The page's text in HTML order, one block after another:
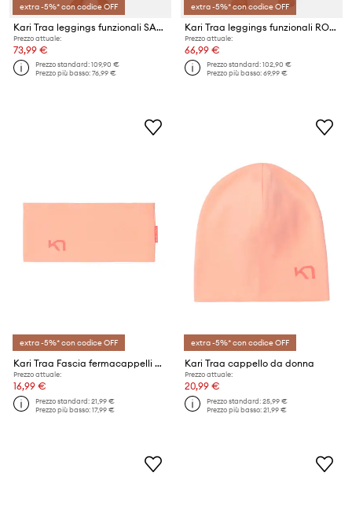
extra -5%* con codice OFF
Kari Traa leggings funzionali SAGA
Prezzo attuale:
73,99 €
Prezzo standard:109,90 €
Prezzo più basso:76,99 €
extra -5%* con codice OFF
Kari Traa leggings funzionali ROSE
Prezzo attuale:
66,99 €
Prezzo standard:102,90 €
Prezzo più basso:69,99 €
extra -5%* con codice OFF
Kari Traa Fascia fermacappelli da donna
Prezzo attuale:
16,99 €
Prezzo standard:21,99 €
Prezzo più basso:17,99 €
extra -5%* con codice OFF
Kari Traa cappello da donna
Prezzo attuale:
20,99 €
Prezzo standard:25,99 €
Prezzo più basso:21,99 €